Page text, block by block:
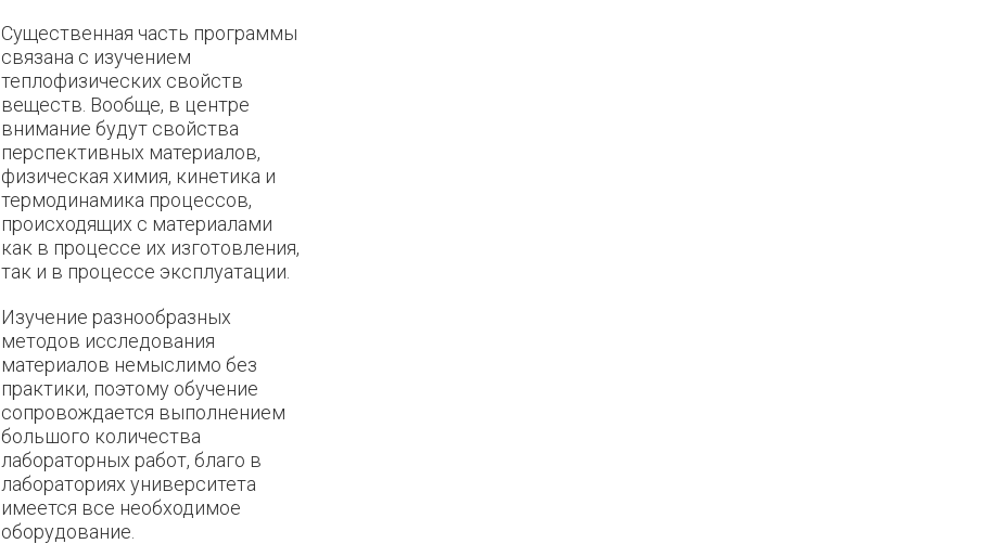
Существенная часть программы
связана с изучением
теплофизических свойств
веществ. Вообще, в центре
внимание будут свойства
перспективных материалов,
физическая химия, кинетика и
термодинамика процессов,
происходящих с материалами
как в процессе их изготовления,
так и в процессе эксплуатации.
Изучение разнообразных
методов исследования
материалов немыслимо без
практики, поэтому обучение
сопровождается выполнением
большого количества
лабораторных работ, благо в
лабораториях университета
имеется все необходимое
оборудование.